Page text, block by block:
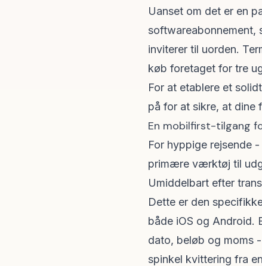
Uanset om det er en
softwareabonnement,
inviterer til uorden.
køb foretaget for tre
For at etablere et
på for at sikre, at dine
En mobilfirst-tilgang
For hyppige rejsende
primære værktøj til
Umiddelbart efter
Dette er den
både iOS og
dato, beløb og moms
spinkel kvittering fra